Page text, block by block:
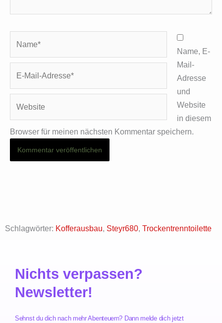
Adresse*
Name, E-
Mail-
Adresse
und
Website
in diesem
Browser für meinen nächsten Kommentar speichern.
Schlagwörter: Kofferausbau, Steyr680, Trockentrenntoilette
Nichts verpassen?
Newsletter!
Sehnst du dich nach mehr Abenteuern? Dann melde dich jetzt